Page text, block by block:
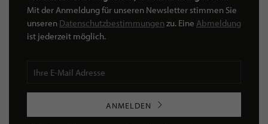
Mit der Anmeldung für unseren Newsletter stimmen Sie
unseren Datenschutzbestimmungen zu. Eine Abmeldung
ist jederzeit möglich.
ANMELDEN